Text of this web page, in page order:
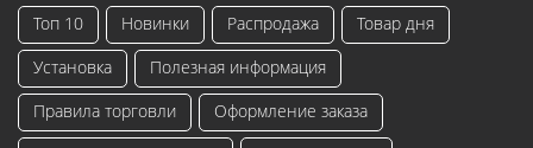
Топ 10 Новинки Распродажа
Товар дня
Установка
Полезная информация
Правила торговли
Оформление заказа